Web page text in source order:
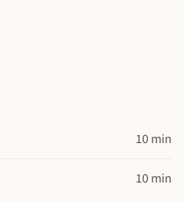
10 min
10 min